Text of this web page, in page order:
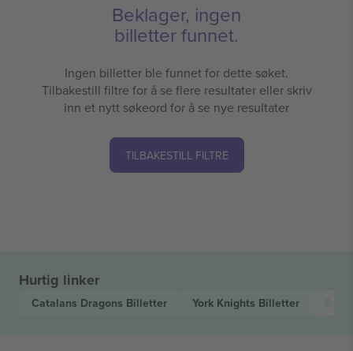
Beklager, ingen
billetter funnet.
Ingen billetter ble funnet for dette søket.
Tilbakestill filtre for å se flere resultater eller skriv
inn et nytt søkeord for å se nye resultater
TILBAKESTILL FILTRE
Hurtig linker
Catalans Dragons Billetter York Knights Billetter